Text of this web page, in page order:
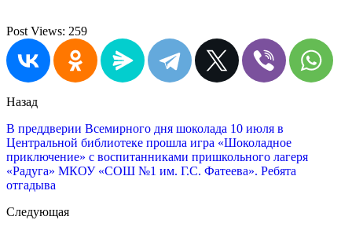
Post Views: 259
Назад
В преддверии Всемирного дня шоколада 10 июля в
Центральной библиотеке прошла игра «Шоколадное
приключение» с воспитанниками пришкольного лагеря
«Радуга» МКОУ «СОШ №1 им. Г.С. Фатеева». Ребята
отгадыва
Следующая